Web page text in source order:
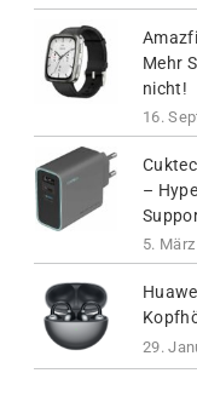
Mehr
nicht!
16.
–
5.
29.